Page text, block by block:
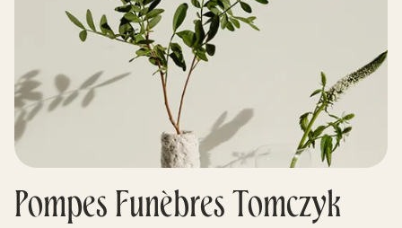
Monument funéraire
Livraison de fleurs
Blog
Mes dernières volontés
Pompes Funèbres Tomczyk